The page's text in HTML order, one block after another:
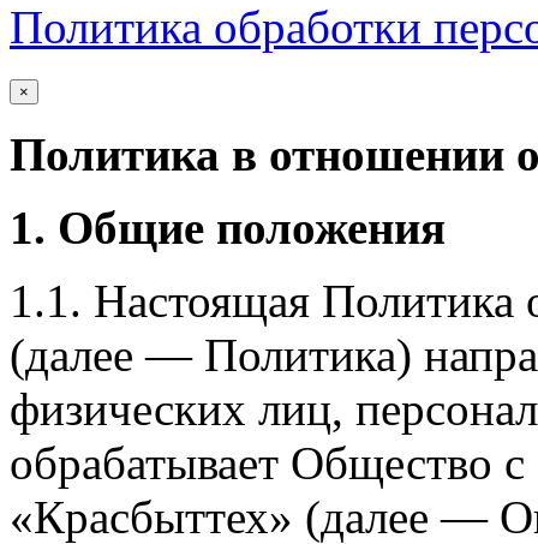
Политика обработки
×
Политика в отношении
1. Общие положения
1.1. Настоящая Политика
(далее — Политика)
физических лиц,
обрабатывает Общество
«Красбыттех» (далее —